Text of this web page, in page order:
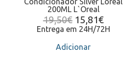
200ML L`Oreal
19,50€ 15,81€
Entrega em 24H/72H
Adicionar